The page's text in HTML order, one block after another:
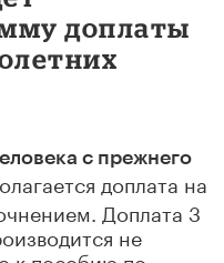
доплаты
с прежнего
доплата на
Доплата 3
не